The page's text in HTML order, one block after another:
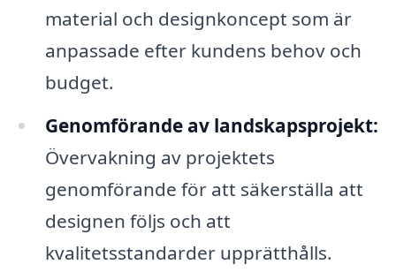
material och designkoncept som är
anpassade efter kundens behov och
budget.
Genomförande av landskapsprojekt:
Övervakning av projektets
genomförande för att säkerställa att
designen följs och att
kvalitetsstandarder upprätthålls.